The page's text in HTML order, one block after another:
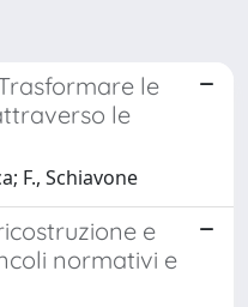
le
le
F., Schiavone
e
normativi e